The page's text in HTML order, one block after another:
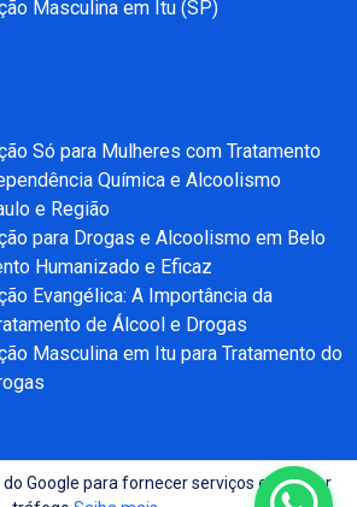
Masculina em Itu (SP)
Só para Mulheres com Tratamento
Química e Alcoolismo
e Região
para Drogas e Alcoolismo em Belo
Humanizado e Eficaz
Evangélica: A Importância da
de Álcool e Drogas
Masculina em Itu para Tratamento do
Recuperação e Reabilitação SP Todos direitos
Google para fornecer serviços e analisar